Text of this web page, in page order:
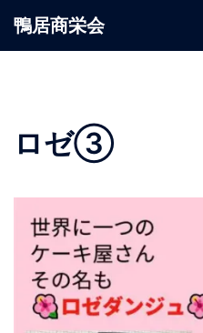
鴨居商栄会
ロゼ③